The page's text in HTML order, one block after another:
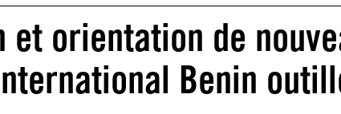
et orientation de
Benin